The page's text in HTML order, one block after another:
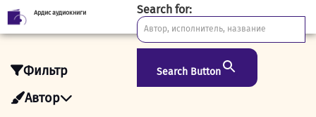
Skip
to
Ардис аудиокниги Search for:
Search Button
Фильтр
Автор